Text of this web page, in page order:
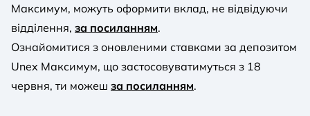
Максимум, можуть оформити вклад, не відвідуючи
відділення, за посиланням.
Ознайомитися з оновленими ставками за депозитом
Unex Максимум, що застосовуватимуться з 18
червня, ти можеш за посиланням.